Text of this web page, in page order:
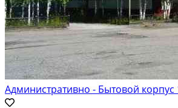
Административно - Бытовой корпус